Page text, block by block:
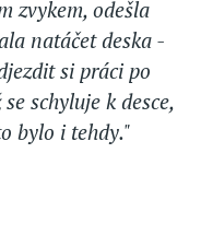
zvykem, odešla
natáčet deska -
si práci po
schyluje k desce,
bylo i tehdy."